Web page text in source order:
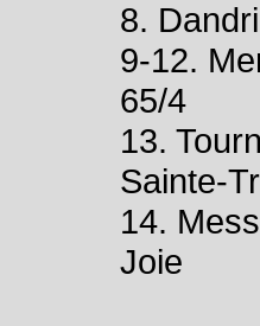
8.
9-12.
65/4
13.
Sainte-
14.
Joie